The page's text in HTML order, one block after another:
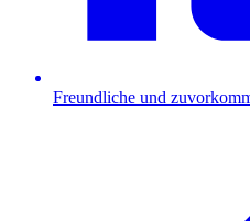
Freundliche und